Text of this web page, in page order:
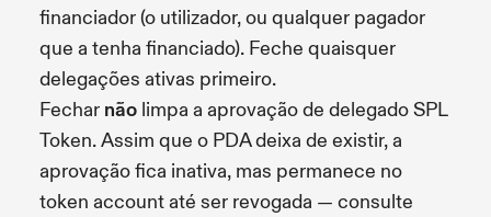
financiador (o utilizador, ou qualquer pagador
que a tenha financiado). Feche quaisquer
delegações ativas primeiro.
Fechar não limpa a aprovação de delegado SPL
Token. Assim que o PDA deixa de existir, a
aprovação fica inativa, mas permanece no
token account até ser revogada — consulte